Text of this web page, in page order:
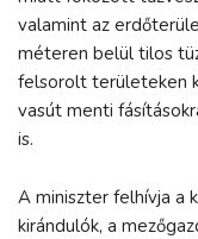
valamint az
méteren belül tilos
felsorolt területeken
vasút menti
is.
A miniszter felhívja a
kirándulók, a